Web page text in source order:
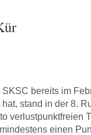
bereits im
stand in der 8.
verlustpunktfreien
einen